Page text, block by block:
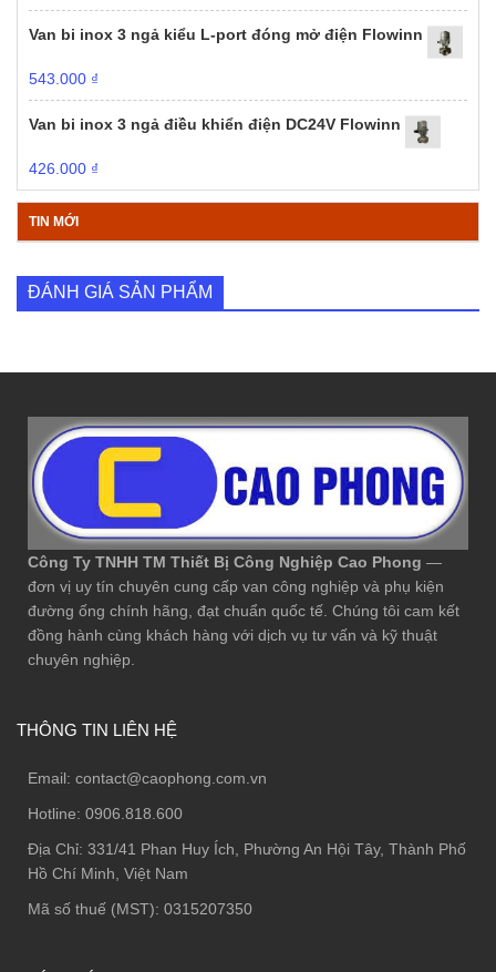
Van bi inox 3 ngả kiểu L-port đóng mở điện Flowinn
543.000 ₫
Van bi inox 3 ngả điều khiển điện DC24V Flowinn
426.000 ₫
TIN MỚI
ĐÁNH GIÁ SẢN PHẨM
Công Ty TNHH TM Thiết Bị Công Nghiệp Cao Phong —
đơn vị uy tín chuyên cung cấp van công nghiệp và phụ kiện
đường ống chính hãng, đạt chuẩn quốc tế. Chúng tôi cam kết
đồng hành cùng khách hàng với dịch vụ tư vấn và kỹ thuật
chuyên nghiệp.
THÔNG TIN LIÊN HỆ
Email: contact@caophong.com.vn
Hotline: 0906.818.600
Địa Chỉ: 331/41 Phan Huy Ích, Phường An Hội Tây, Thành Phố
Hồ Chí Minh, Việt Nam
Mã số thuế (MST): 0315207350